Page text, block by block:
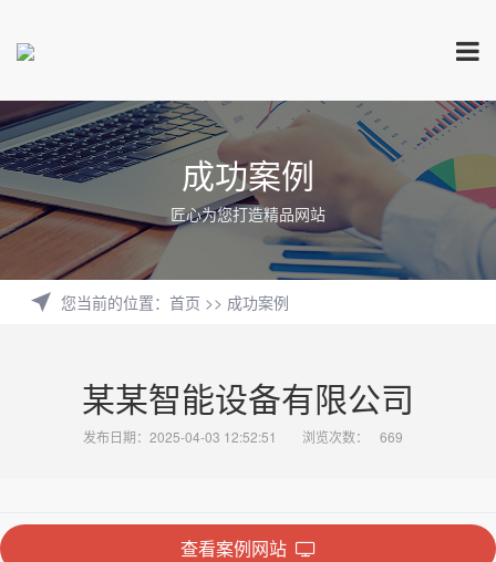
成功案例
匠心为您打造精品网站
您当前的位置： 首页 >> 成功案例
某某智能设备有限公司
发布日期：2025-04-03 12:52:51 浏览次数： 669
查看案例网站